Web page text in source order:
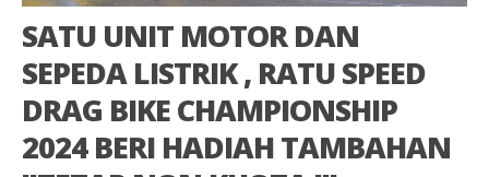
SATU UNIT MOTOR DAN
SEPEDA LISTRIK , RATU SPEED
DRAG BIKE CHAMPIONSHIP
2024 BERI HADIAH TAMBAHAN